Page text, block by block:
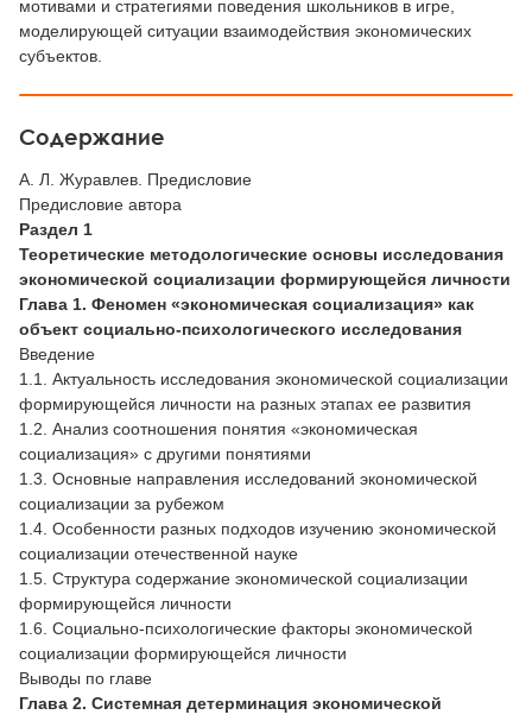
мотивами и стратегиями поведения школьников в игре,
моделирующей ситуации взаимодействия экономических
субъектов.
Содержание
А. Л. Журавлев. Предисловие
Предисловие автора
Раздел 1
Теоретические методологические основы исследования
экономической социализации формирующейся личности
Глава 1. Феномен «экономическая социализация» как
объект социально-психологического исследования
Введение
1.1. Актуальность исследования экономической социализации
формирующейся личности на разных этапах ее развития
1.2. Анализ соотношения понятия «экономическая
социализация» с другими понятиями
1.3. Основные направления исследований экономической
социализации за рубежом
1.4. Особенности разных подходов изучению экономической
социализации отечественной науке
1.5. Структура содержание экономической социализации
формирующейся личности
1.6. Социально-психологические факторы экономической
социализации формирующейся личности
Выводы по главе
Глава 2. Системная детерминация экономической